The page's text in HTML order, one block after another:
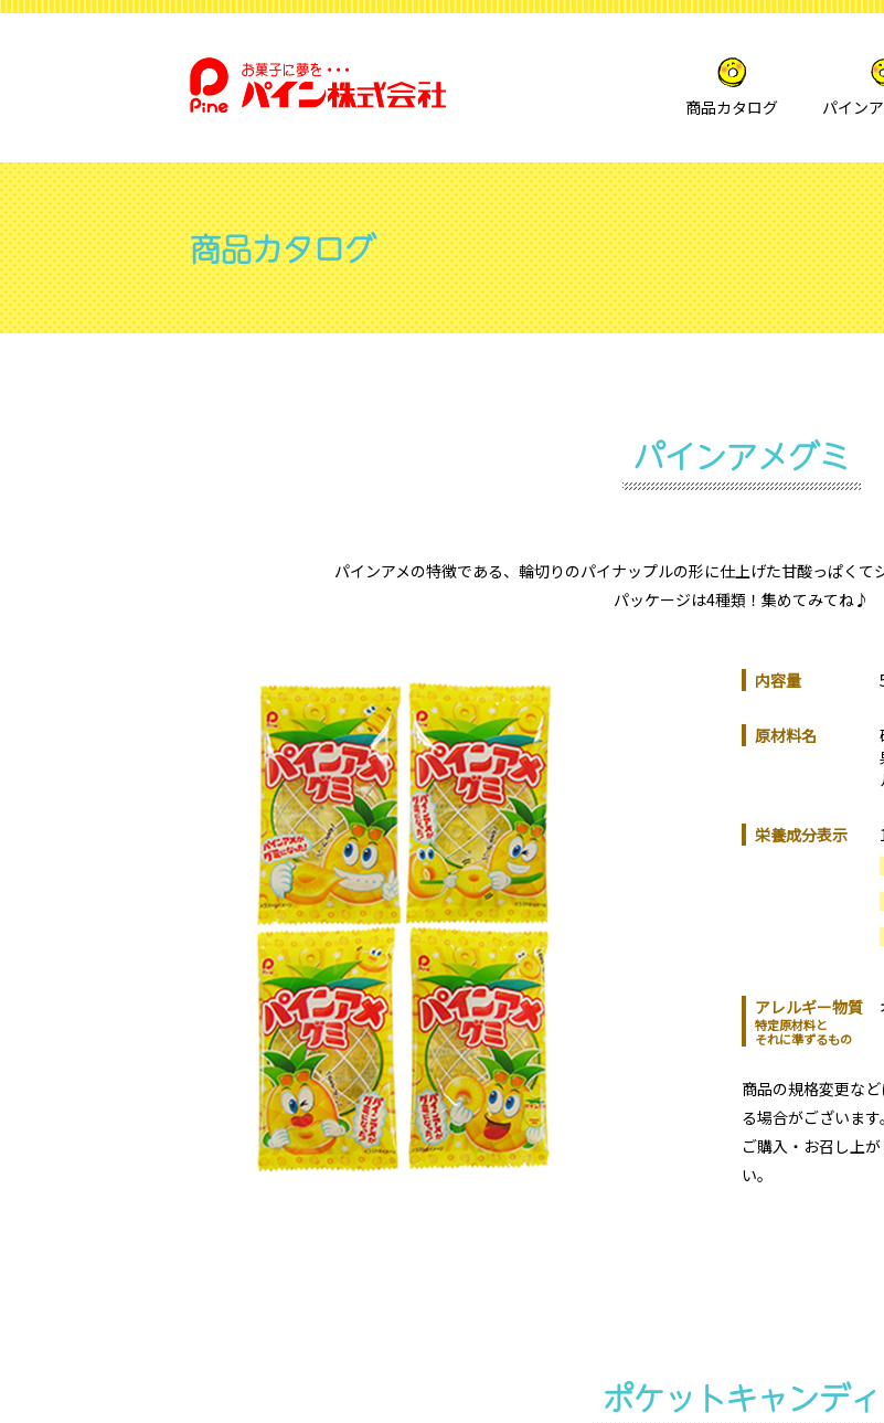
商品カタログ パイン
商品カタログ
パインアメグミ
パインアメの特徴である、輪切りのパイナップルの形に仕上げた甘酸っぱくて
パッケージは4種類！集めてみてね♪
内容量
原材料名
栄養成分表示
アレルギー物質
特定原材料と
それに準ずるもの
商品の規格変更な
る場合がございます。
ご購入・お召し上
い。
ポケットキャンディ